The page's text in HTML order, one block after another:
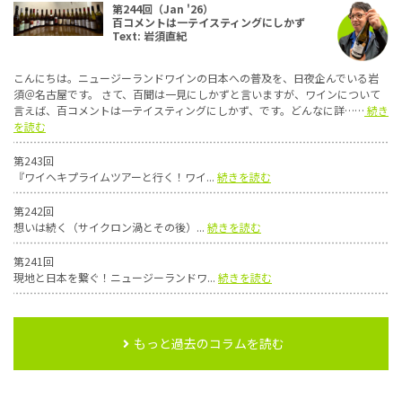
第244回（Jan '26）
百コメントは一テイスティングにしかず
Text: 岩須直紀
こんにちは。ニュージーランドワインの日本への普及を、日夜企んでいる岩
須＠名古屋です。 さて、百聞は一見にしかずと言いますが、ワインについて
言えば、百コメントは一テイスティングにしかず、です。どんなに詳…… 続き
を読む
第243回
『ワイヘキプライムツアーと行く！ワイ... 続きを読む
第242回
想いは続く（サイクロン渦とその後）... 続きを読む
第241回
現地と日本を繋ぐ！ニュージーランドワ... 続きを読む
もっと過去のコラムを読む